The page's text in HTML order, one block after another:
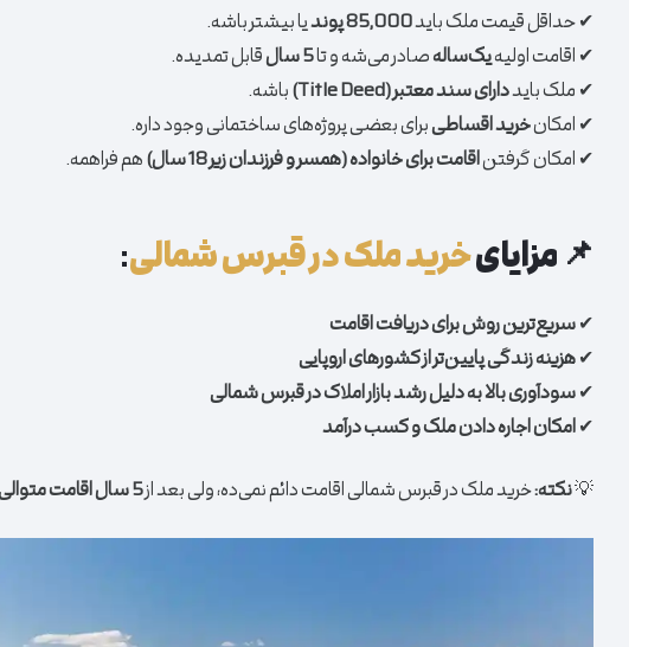
✔ حداقل قیمت ملک باید85,000 پوند
یا بیشتر باشه.
✔ اقامت اولیهیک‌سالهصادر می‌شه و تا5 سال
قابل تمدیده.
✔ ملک بایددارای سند معتبر (Title Deed)
باشه.
✔ امکانخرید اقساطیبرای بعضی پروژه‌های ساختمانی وجود داره.
✔ امکان گرفتناقامت برای خانواده (همسر و فرزندان زیر 18 سال) هم فراهمه.
📌 مزایایخرید ملک در قبرس شمالی:
✔سریع‌ترین روش برای دریافت اقامت
✔هزینه زندگی پایین‌تر از کشورهای اروپایی
✔سودآوری بالا به دلیل رشد بازار املاک در قبرس شمالی
✔امکان اجاره دادن ملک و کسب درآمد
💡نکته:خرید ملک در قبرس شمالی اقامت دائم نمی‌ده، ولی بعد از5 سال اقامت متوالی